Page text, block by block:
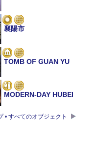
襄陽市
TOMB OF GUAN YU
MODERN-DAY HUBEI
• すべてのオブジェクト